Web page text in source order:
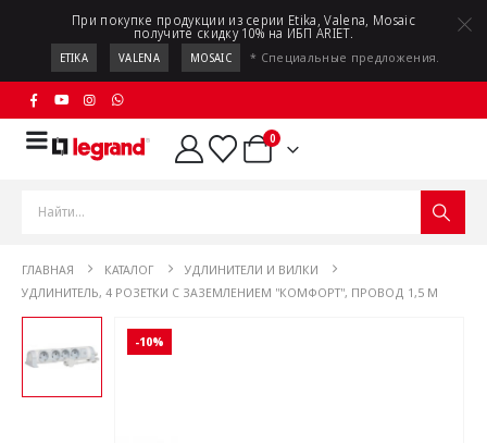
При покупке продукции из серии Etika, Valena, Mosaic
получите скидку 10% на ИБП ARIET.
ETIKA VALENA MOSAIC * Специальные предложения.
0
ГЛАВНАЯ КАТАЛОГ
УДЛИНИТЕЛИ И ВИЛКИ
УДЛИНИТЕЛЬ, 4 РОЗЕТКИ С ЗАЗЕМЛЕНИЕМ "КОМФОРТ", ПРОВОД 1,5 М
-10%